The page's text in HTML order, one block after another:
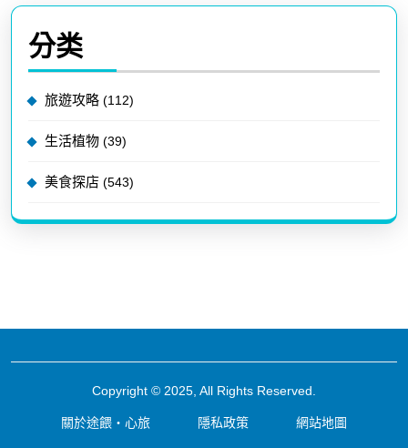
分类
旅遊攻略 (112)
生活植物 (39)
美食探店 (543)
Copyright © 2025, All Rights Reserved.
關於途餵・心旅 隱私政策 網站地圖